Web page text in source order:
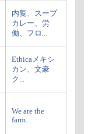
内覧、スープ
カレー、労
働、フロ...
Ethicaメキシ
カン、文豪
ク...
We are the
farm...